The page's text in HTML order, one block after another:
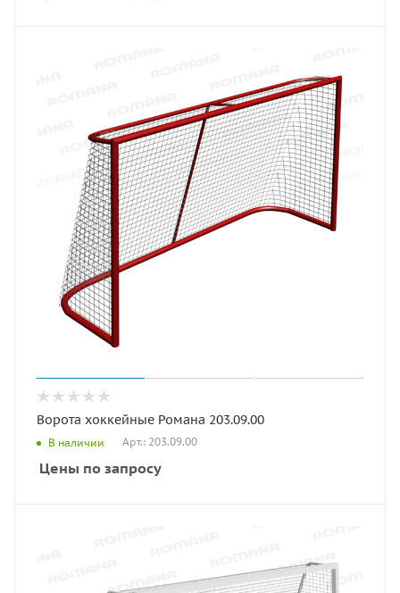
Ворота хоккейные Романа 203.09.00
В наличии Арт.: 203.09.00
Цены по запросу